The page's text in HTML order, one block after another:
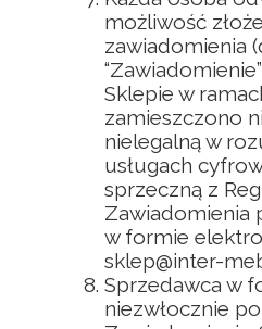
możliwość
zawiadomienia
Sklepie w
zamieszczono
nielegalną w
usługach
sprzeczną z
Zawiadomienia
w formie
sklep@inter-
Sprzedawca w
niezwłocznie